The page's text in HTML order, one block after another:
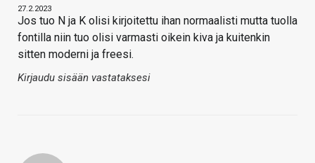
27.2.2023
Jos tuo N ja K olisi kirjoitettu ihan normaalisti mutta tuolla
fontilla niin tuo olisi varmasti oikein kiva ja kuitenkin
sitten moderni ja freesi.
Kirjaudu sisään vastataksesi